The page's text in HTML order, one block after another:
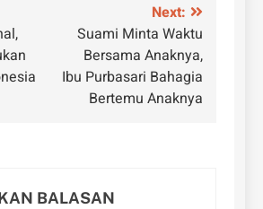
Next:
Suami Minta Waktu
Bersama Anaknya,
Ibu Purbasari Bahagia
Bertemu Anaknya
BALASAN